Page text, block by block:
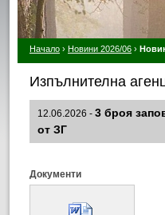
Начало › Новини 2026/06 ›
Изпълнителна
12.06.2026 - 3 броя
от ЗГ
Документи